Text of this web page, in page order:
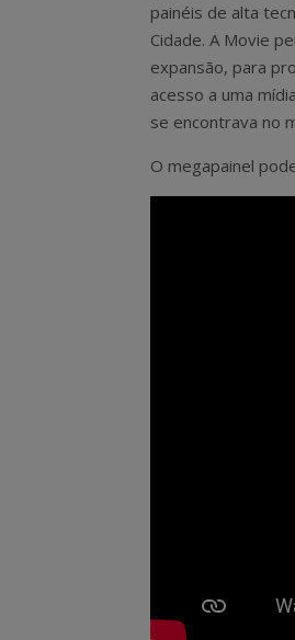
painéis de alta
Cidade. A Movie
expansão, para
acesso a uma
se encontrava no
O megapainel